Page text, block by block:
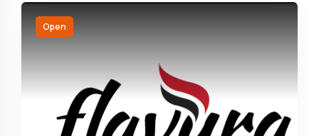
Open